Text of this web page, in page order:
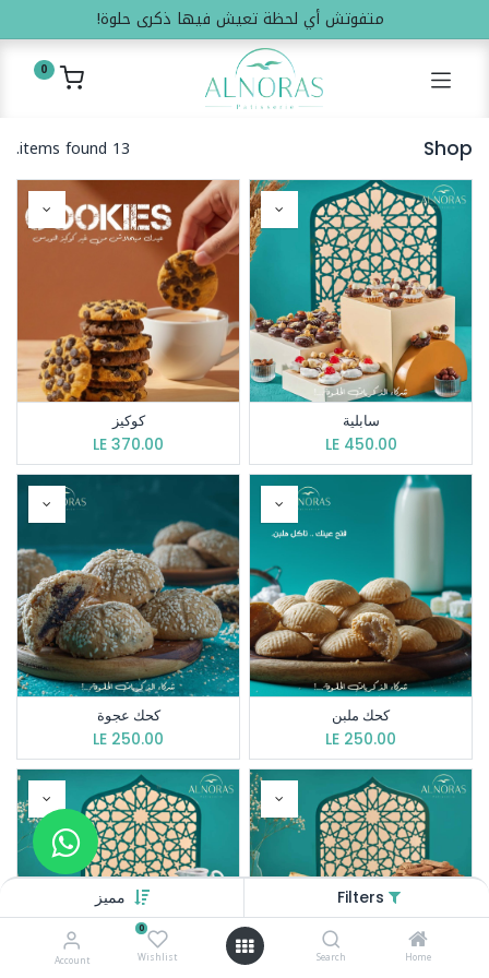
Filters مميز
Home
Search
0
Wishlist
Account
متفوتش أي لحظة تعيش فيها ذكرى حلوة!
0
Shop
13 items found.
سابلية
450.00
LE
كوكيز
370.00
كحك ملبن
250.00
كحك عجوة
250.00